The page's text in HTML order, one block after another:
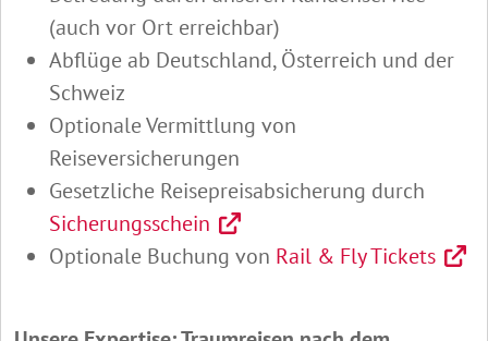
(auch vor Ort erreichbar)
Abflüge ab Deutschland, Österreich und der
Schweiz
Optionale Vermittlung von
Reiseversicherungen
Gesetzliche Reisepreisabsicherung durch
Sicherungsschein
Optionale Buchung von Rail & Fly Tickets